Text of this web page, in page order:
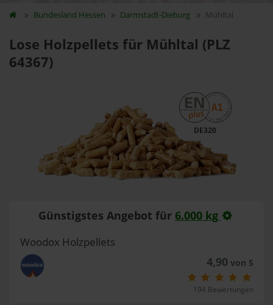
Bundesland Hessen Darmstadt-Dieburg Mühltal
Lose Holzpellets für Mühltal (PLZ
64367)
DE320
Günstigstes Angebot für 6.000 kg
Woodox Holzpellets
4,90 von 5
194 Bewertungen